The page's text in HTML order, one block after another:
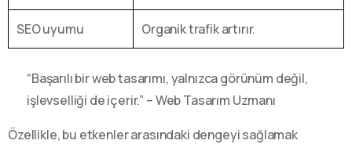
SEO uyumu Organik trafik artırır.
“Başarılı bir web tasarımı, yalnızca görünüm değil,
işlevselliği de içerir.” – Web Tasarım Uzmanı
Özellikle, bu etkenler arasındaki dengeyi sağlamak